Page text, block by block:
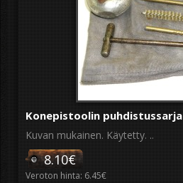
Konepistoolin puhdistussarja
Kuvan mukainen. Käytetty. ..
8.10€
Veroton hinta: 6.45€